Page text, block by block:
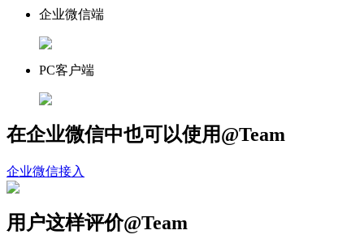
企业微信端
PC客户端
在企业微信中也可以使用@Team
企业微信接入
用户这样评价@Team